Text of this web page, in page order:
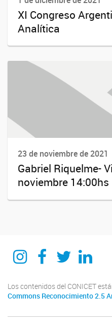
XI Congreso
Analítica
23 de noviembre de 2021
Gabriel Riquelme-
noviembre 14:00hs
Instagram
Facebook
Twitter
Los contenidos del CONICET
Commons Reconocimiento 2.5